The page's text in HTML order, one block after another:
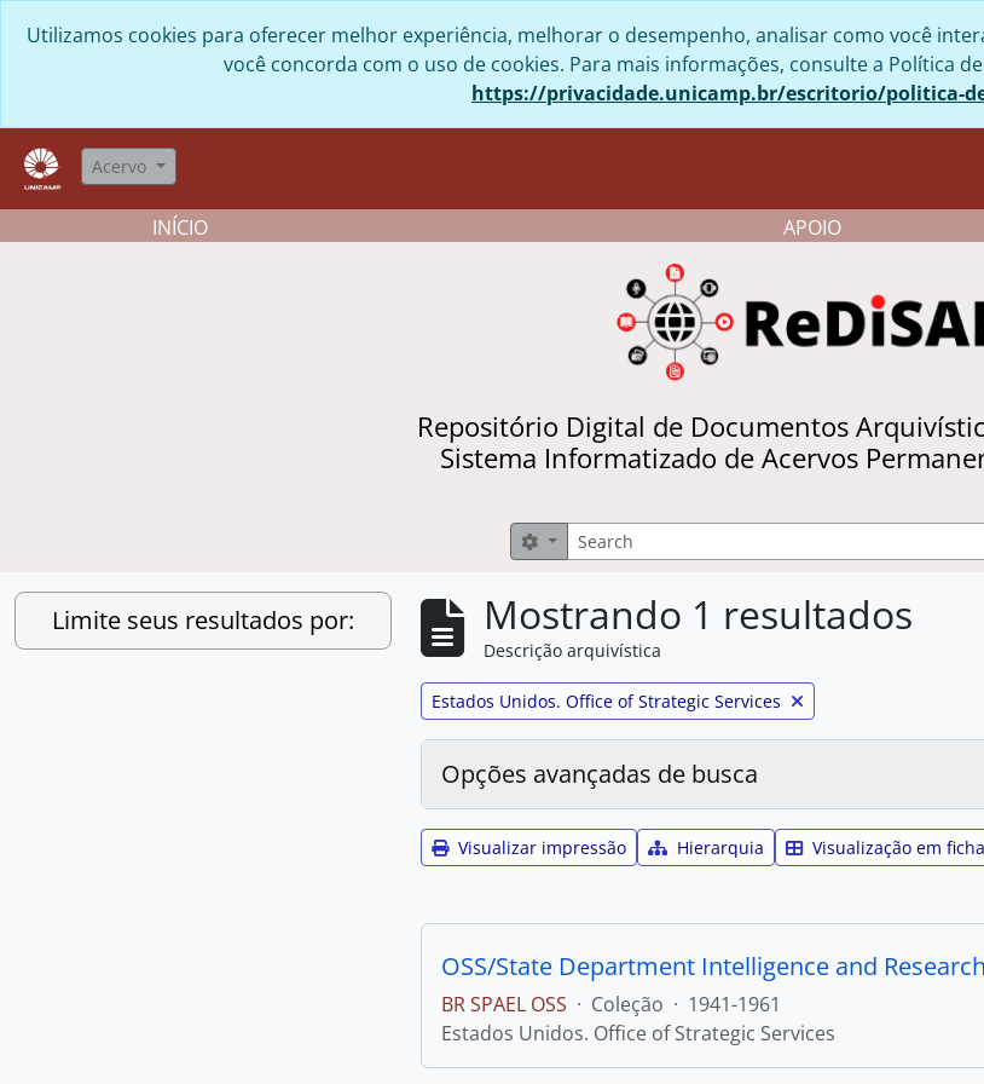
Utilizamos cookies para oferecer melhor experiência, melhorar o desempenho, analisar como você
você concorda com o uso de cookies. Para mais informações, consulte a Política
https://privacidade.unicamp.br/escritorio/politica-
Acervo
INÍCIO APOIO
Repositório Digital de Documentos
Sistema Informatizado de Acervos
Buscar
Opções de busca
Limite seus resultados por: Mostrando 1 resultados
Descrição arquivística
Remover filtro:
Estados Unidos. Office of Strategic Services
Opções avançadas de busca
Visualizar impressão Hierarquia Visualização em ficha
OSS/State Department Intelligence and
BR SPAEL OSS · Coleção · 1941-1961
Estados Unidos. Office of Strategic Services